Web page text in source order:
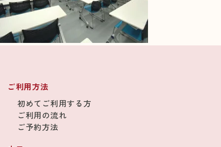
ご利用方法
初めてご利用する方
ご利用の流れ
ご予約方法